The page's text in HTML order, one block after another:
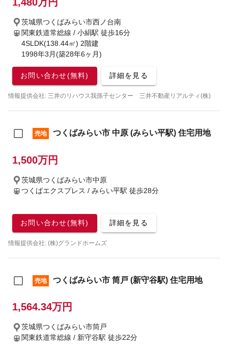
茨城県つくばみらい市西ノ台南
関東鉄道常総線 / 小絹駅 徒歩16分
4SLDK(138.44㎡) 2階建
1998年3月(築28年6ヶ月)
お問い合わせ(無料) 詳細を見る
情報提供会社: 三井のリハウス我孫子センター 三井不動産リアルティ(株)
売地 つくばみらい市 中原 (みらい平駅) 住宅用地
1,500万円
茨城県つくばみらい市中原
つくばエクスプレス / みらい平駅 徒歩28分
お問い合わせ(無料) 詳細を見る
情報提供会社: (株)グランドホームズ
売地 つくばみらい市 筒戸 (新守谷駅) 住宅用地
1,564.34万円
茨城県つくばみらい市筒戸
関東鉄道常総線 / 新守谷駅 徒歩22分